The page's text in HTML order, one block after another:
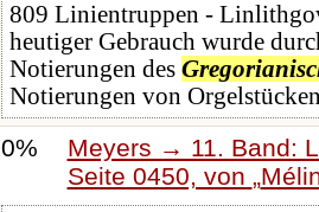
809 Linientruppen -
heutiger Gebrauch wurde
Notierungen des
Notierungen von
0%
Meyers → 11. Band:
Seite 0450, von